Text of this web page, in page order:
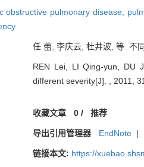
obstructive pulmonary disease,
任 蕾, 李庆云, 杜井波, 等. 不
REN Lei, LI Qing-yun, DU
different severity[J]. , 2011,
收藏文章 0/ 推荐
导出引用管理器 EndNote |
链接本文: https://